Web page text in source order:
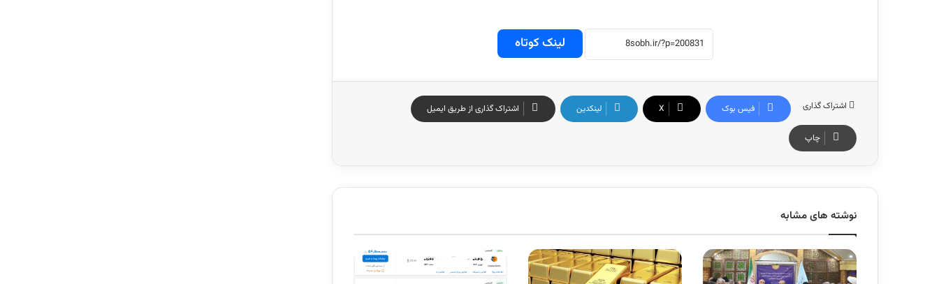
لینک کوتاه
اشتراک گذاری فیس بوک X لینکدین اشتراک گذاری از طریق ایمیل
چاپ
نوشته های مشابه